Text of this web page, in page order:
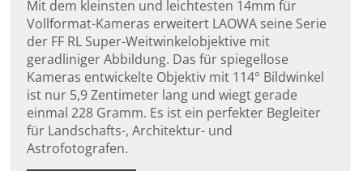
Mit dem kleinsten und leichtesten 14mm für
Vollformat-Kameras erweitert LAOWA seine Serie
der FF RL Super-Weitwinkelobjektive mit
geradliniger Abbildung. Das für spiegellose
Kameras entwickelte Objektiv mit 114° Bildwinkel
ist nur 5,9 Zentimeter lang und wiegt gerade
einmal 228 Gramm. Es ist ein perfekter Begleiter
für Landschafts-, Architektur- und
Astrofotografen.